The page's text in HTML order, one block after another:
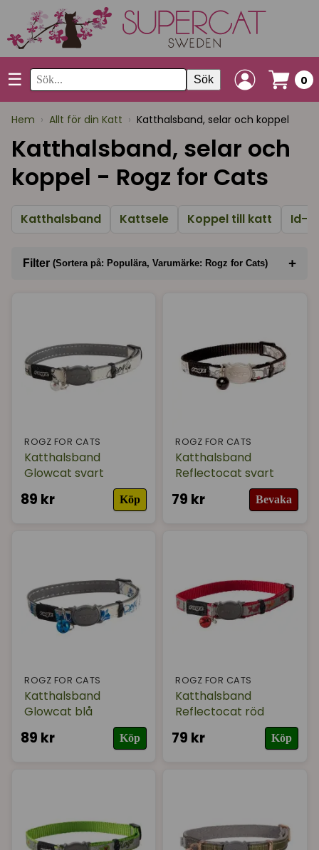
☰ Sök 0
Hem › Allt för din Katt › Katthalsband, selar och koppel
Katthalsband, selar och
koppel - Rogz for Cats
Katthalsband Kattsele Koppel till katt Id-
Filter (Sortera på: Populära, Varumärke: Rogz for Cats) +
I lager
ROGZ FOR CATS
Katthalsband
Glowcat svart
89 kr Köp
ROGZ FOR CATS
Katthalsband
Reflectocat svart
79 kr Bevaka
ROGZ FOR CATS
Katthalsband
Glowcat blå
89 kr Köp
ROGZ FOR CATS
Katthalsband
Reflectocat röd
79 kr Köp